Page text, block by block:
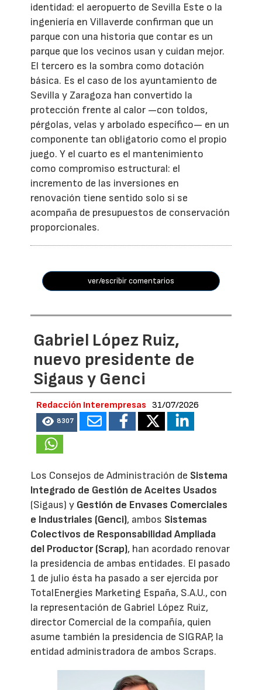
identidad: el aeropuerto de Sevilla Este o la
ingeniería en Villaverde confirman que un
parque con una historia que contar es un
parque que los vecinos usan y cuidan mejor.
El tercero es la sombra como dotación
básica. Es el caso de los ayuntamiento de
Sevilla y Zaragoza han convertido la
protección frente al calor —con toldos,
pérgolas, velas y arbolado específico— en un
componente tan obligatorio como el propio
juego. Y el cuarto es el mantenimiento
como compromiso estructural: el
incremento de las inversiones en
renovación tiene sentido solo si se
acompaña de presupuestos de conservación
proporcionales.
ver/escribir comentarios
Gabriel López Ruiz,
nuevo presidente de
Sigaus y Genci
Redacción Interempresas 31/07/2026
8307
Los Consejos de Administración de Sistema
Integrado de Gestión de Aceites Usados
(Sigaus) y Gestión de Envases Comerciales
e Industriales (Genci), ambos Sistemas
Colectivos de Responsabilidad Ampliada
del Productor (Scrap), han acordado renovar
la presidencia de ambas entidades. El pasado
1 de julio ésta ha pasado a ser ejercida por
TotalEnergies Marketing España, S.A.U., con
la representación de Gabriel López Ruiz,
director Comercial de la compañía, quien
asume también la presidencia de SIGRAP, la
entidad administradora de ambos Scraps.